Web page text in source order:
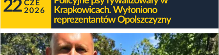
22 CZE
2026
Krapkowicach. Wyłoniono
reprezentantów Opolszczyzny